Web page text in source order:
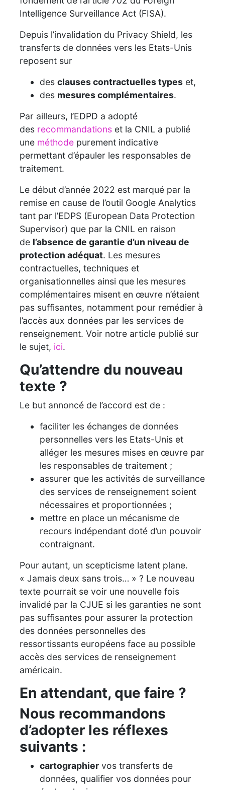
Intelligence Surveillance Act (FISA).
Depuis l’invalidation du Privacy Shield, les
transferts de données vers les Etats-Unis
reposent sur
des clauses contractuelles types et,
des mesures complémentaires.
Par ailleurs, l’EDPD a adopté
des recommandations et la CNIL a publié
une méthode purement indicative
permettant d’épauler les responsables de
traitement.
Le début d’année 2022 est marqué par la
remise en cause de l’outil Google Analytics
tant par l’EDPS (European Data Protection
Supervisor) que par la CNIL en raison
de l’absence de garantie d’un niveau de
protection adéquat. Les mesures
contractuelles, techniques et
organisationnelles ainsi que les mesures
complémentaires misent en œuvre n’étaient
pas suffisantes, notamment pour remédier à
l’accès aux données par les services de
renseignement. Voir notre article publié sur
le sujet, ici.
Qu’attendre du nouveau
texte ?
Le but annoncé de l’accord est de :
faciliter les échanges de données
personnelles vers les Etats-Unis et
alléger les mesures mises en œuvre par
les responsables de traitement ;
assurer que les activités de surveillance
des services de renseignement soient
nécessaires et proportionnées ;
mettre en place un mécanisme de
recours indépendant doté d’un pouvoir
contraignant.
Pour autant, un scepticisme latent plane.
« Jamais deux sans trois… » ? Le nouveau
texte pourrait se voir une nouvelle fois
invalidé par la CJUE si les garanties ne sont
pas suffisantes pour assurer la protection
des données personnelles des
ressortissants européens face au possible
accès des services de renseignement
américain.
En attendant, que faire ?
Nous recommandons
d’adopter les réflexes
suivants :
cartographier vos transferts de
données, qualifier vos données pour